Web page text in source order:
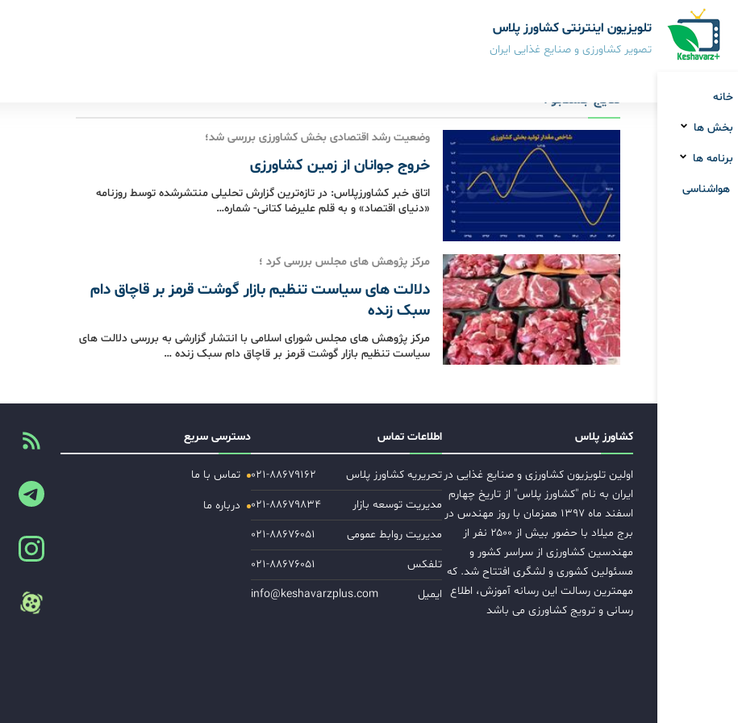
تلویزیون اینترنتی کشاورز پلاس
تصویر کشاورزی و صنایع غذایی ایران
خانه
بخش ها
برنامه ها
هواشناسی
نتایج جستجو :
وضعیت رشد اقتصادی بخش کشاورزی بررسی شد؛
خروج جوانان از زمین کشاورزی
اتاق خبر کشاورزپلاس: در تازه‌ترین گزارش تحلیلی منتشرشده توسط روزنامه
«دنیای اقتصاد» و به قلم علیرضا کتانی- شماره…
مرکز پژوهش های مجلس بررسی کرد ؛
دلالت های سیاست تنظیم بازار گوشت قرمز بر قاچاق دام
سبک زنده
مرکز پژوهش های مجلس شورای اسلامی با انتشار گزارشی به بررسی دلالت های
سیاست تنظیم بازار گوشت قرمز بر قاچاق دام سبک زنده …
کشاورز پلاس
اولین تلویزیون کشاورزی و صنایع غذایی در
ایران به نام "کشاورز پلاس" از تاریخ چهارم
اسفند ماه ۱۳۹۷ همزمان با روز مهندس در
برج میلاد با حضور بیش از ۲۵۰۰ نفر از
مهندسین کشاورزی از سراسر کشور و
مسئولین کشوری و لشگری افتتاح شد. که
مهمترین رسالت این رسانه آموزش، اطلاع
رسانی و ترویج کشاورزی می باشد
اطلاعات تماس
تحریریه کشاورز پلاس
۰۲۱-۸۸۶۷۹۱۶۲
مدیریت توسعه بازار
۰۲۱-۸۸۶۷۹۸۳۴
مدیریت روابط عمومی
۰۲۱-۸۸۶۷۶۰۵۱
تلفکس
۰۲۱-۸۸۶۷۶۰۵۱
ایمیل
info@keshavarzplus.com
دسترسی سریع
تماس با ما
درباره ما